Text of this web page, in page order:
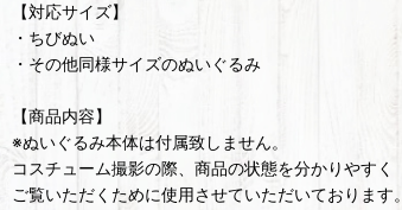
【対応サイズ】
・ちびぬい
・その他同様サイズのぬいぐるみ
【商品内容】
※ぬいぐるみ本体は付属致しません。
コスチューム撮影の際、商品の状態を分かりやすく
ご覧いただくために使用させていただいております。